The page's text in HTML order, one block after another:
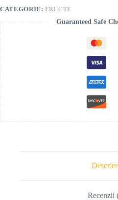
CATEGORIE:FRUCTE
Guaranteed Safe
Recenzii